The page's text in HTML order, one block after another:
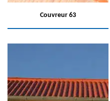
Couvreur 63